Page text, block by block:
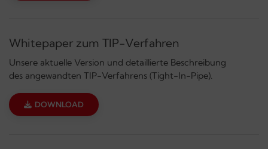
Whitepaper zum TIP-Verfahren
Unsere aktuelle Version und detaillierte Beschreibung
des angewandten TIP-Verfahrens (Tight-In-Pipe).
DOWNLOAD